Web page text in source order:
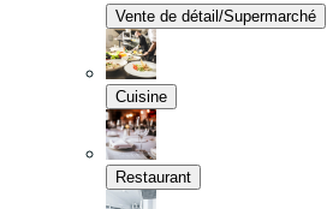
Vente de détail/Supermarché
Cuisine
Restaurant